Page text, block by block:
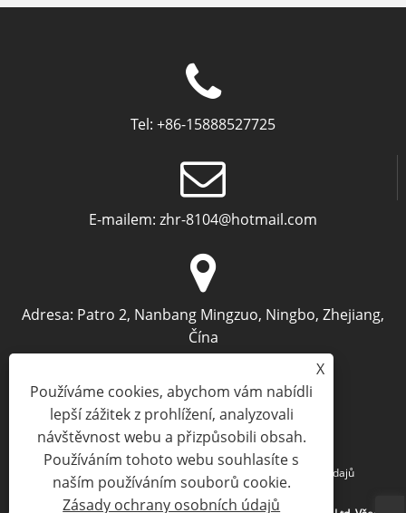
Tel: +86-15888527725
E-mailem: zhr-8104@hotmail.com
Adresa: Patro 2, Nanbang Mingzuo, Ningbo, Zhejiang,
Čína
Links Sitemap RSS Zásady ochrany osobních údajů
X
Používáme cookies, abychom vám nabídli
lepší zážitek z prohlížení, analyzovali
návštěvnost webu a přizpůsobili obsah.
Používáním tohoto webu souhlasíte s
naším používáním souborů cookie.
Zásady ochrany osobních údajů